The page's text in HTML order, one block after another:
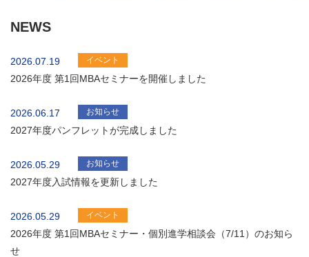
NEWS
2026.07.19 イベント
2026年度 第1回MBAセミナーを開催しました
2026.06.17 お知らせ
2027年度パンフレットが完成しました
2026.05.29 お知らせ
2027年度入試情報を更新しました
2026.05.29 イベント
2026年度 第1回MBAセミナー・個別進学相談会（7/11）のお知ら
せ